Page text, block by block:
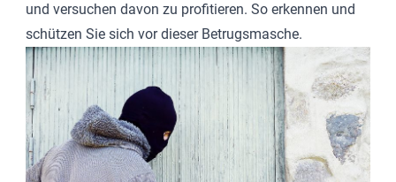
und versuchen davon zu profitieren. So erkennen und
schützen Sie sich vor dieser Betrugsmasche.